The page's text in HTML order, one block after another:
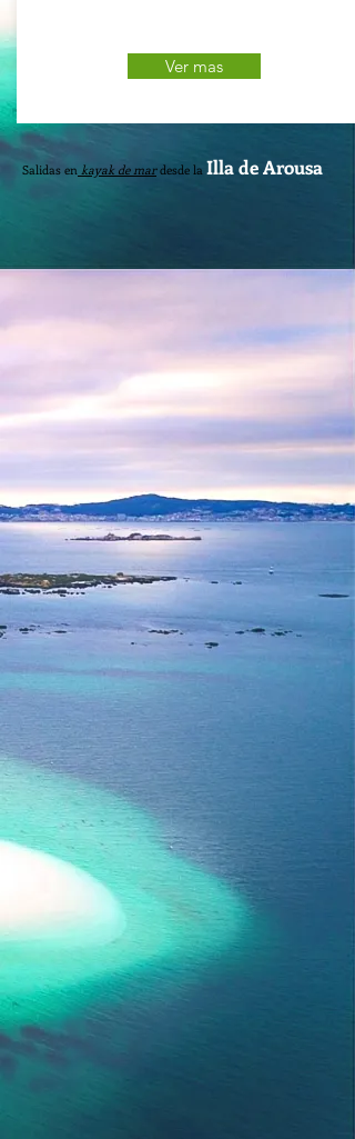
Ver mas
Salidas en kayak de mardesde la Illa de Arousa
Ruta en kayak Islote de Areoso
(Isla de Arousa)
Duración: 1/2 Jornada
Tenemos salidas semanales a uno de los
puntos
más magicos y sorprendentes de la ría de
Arousa.
El Islote del Areoso en kayak
experiencias que tienes que hacer
Aguas turquesas, 360º de arena blanca, snorkel
y una buena comida nos esperan.
Con posiblidad deconocer el Islote de
Pedregoso.
Apta para todos los publicos!!!
Ver mas